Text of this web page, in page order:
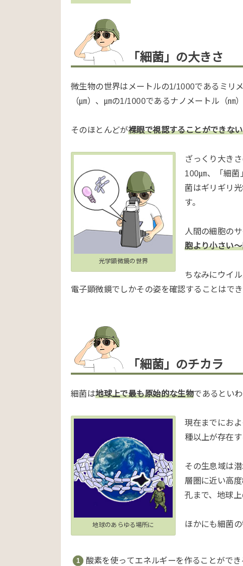
「細菌」の大きさ
微生物の世界はメートルの1/1000であるミリ
（㎛）、㎛の1/1000であるナノメートル（㎚
そのほとんどが裸眼で視認することができな
光学顕微鏡の世界
ざっくり大き
100㎛、「細菌
菌はギリギリ
す。
人間の細胞の
胞より小さい
ちなみにウイ
電子顕微鏡でしかその姿を確認することはでき
「細菌」のチカラ
細菌は地球上で最も原始的な生物であるといわ
地球のあらゆる場所に
現在までにお
種以上が存在す
その生息域は
層圏に近い高
孔まで、地球
ほかにも細菌
酸素を使ってエネルギーを作ることができ